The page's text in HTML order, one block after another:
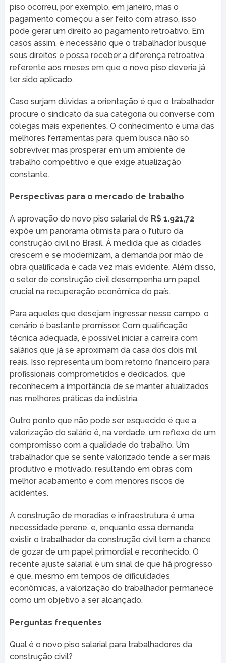
piso ocorreu, por exemplo, em janeiro, mas o
pagamento começou a ser feito com atraso, isso
pode gerar um direito ao pagamento retroativo. Em
casos assim, é necessário que o trabalhador busque
seus direitos e possa receber a diferença retroativa
referente aos meses em que o novo piso deveria já
ter sido aplicado.
Caso surjam dúvidas, a orientação é que o trabalhador
procure o sindicato da sua categoria ou converse com
colegas mais experientes. O conhecimento é uma das
melhores ferramentas para quem busca não só
sobreviver, mas prosperar em um ambiente de
trabalho competitivo e que exige atualização
constante.
Perspectivas para o mercado de trabalho
A aprovação do novo piso salarial de R$ 1.921,72
expõe um panorama otimista para o futuro da
construção civil no Brasil. À medida que as cidades
crescem e se modernizam, a demanda por mão de
obra qualificada é cada vez mais evidente. Além disso,
o setor de construção civil desempenha um papel
crucial na recuperação econômica do país.
Para aqueles que desejam ingressar nesse campo, o
cenário é bastante promissor. Com qualificação
técnica adequada, é possível iniciar a carreira com
salários que já se aproximam da casa dos dois mil
reais. Isso representa um bom retorno financeiro para
profissionais comprometidos e dedicados, que
reconhecem a importância de se manter atualizados
nas melhores práticas da indústria.
Outro ponto que não pode ser esquecido é que a
valorização do salário é, na verdade, um reflexo de um
compromisso com a qualidade do trabalho. Um
trabalhador que se sente valorizado tende a ser mais
produtivo e motivado, resultando em obras com
melhor acabamento e com menores riscos de
acidentes.
A construção de moradias e infraestrutura é uma
necessidade perene, e, enquanto essa demanda
existir, o trabalhador da construção civil tem a chance
de gozar de um papel primordial e reconhecido. O
recente ajuste salarial é um sinal de que há progresso
e que, mesmo em tempos de dificuldades
econômicas, a valorização do trabalhador permanece
como um objetivo a ser alcançado.
Perguntas frequentes
Qual é o novo piso salarial para trabalhadores da
construção civil?